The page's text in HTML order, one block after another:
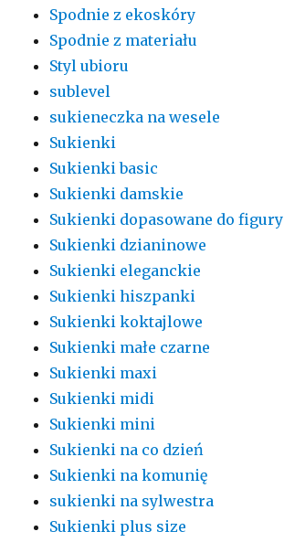
Spodnie z ekoskóry
Spodnie z materiału
Styl ubioru
sublevel
sukieneczka na wesele
Sukienki
Sukienki basic
Sukienki damskie
Sukienki dopasowane do figury
Sukienki dzianinowe
Sukienki eleganckie
Sukienki hiszpanki
Sukienki koktajlowe
Sukienki małe czarne
Sukienki maxi
Sukienki midi
Sukienki mini
Sukienki na co dzień
Sukienki na komunię
sukienki na sylwestra
Sukienki plus size